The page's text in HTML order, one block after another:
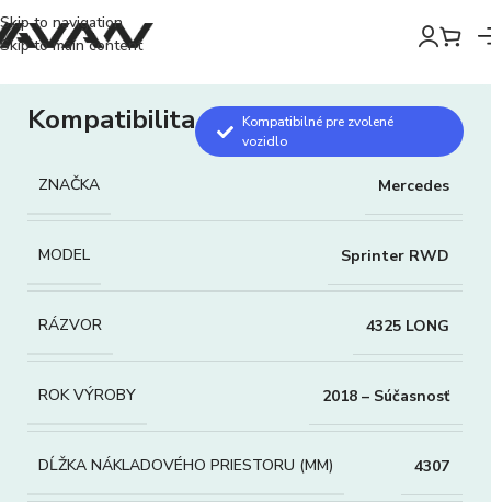
Skip to navigation
Skip to main content
Kompatibilita
Kompatibilné pre zvolené
vozidlo
ZNAČKA Mercedes
MODEL Sprinter RWD
RÁZVOR 4325 LONG
ROK VÝROBY 2018 – Súčasnosť
DĹŽKA NÁKLADOVÉHO PRIESTORU (MM) 4307